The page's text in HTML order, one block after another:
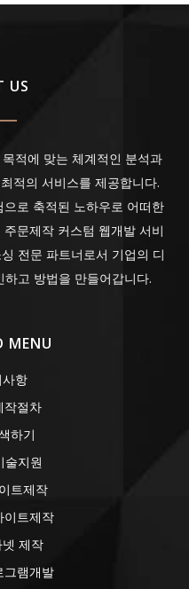
US
적에 맞는 체계적인 분석과
적의 서비스를 제공합니다.
로 축적된 노하우로 어떠한
문제작 커스텀 웹개발 서비
전문 파트너로서 기업의 디
고 방법을 만들어갑니다.
MENU
항
작절차
하기
술지원
트제작
이트제작
제작
그램개발